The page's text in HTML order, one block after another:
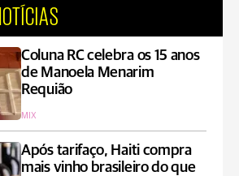
Coluna RC celebra os 15 anos
de Manoela Menarim
Requião
MIX
Após tarifaço, Haiti compra
mais vinho brasileiro do que